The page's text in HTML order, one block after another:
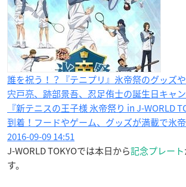
誰を祝う！？『テニプリ』氷帝祭のグッズ
宍戸亮、跡部景吾、忍足侑士の誕生日キャ
『新テニスの王子様 氷帝祭り in J-WORLD
到着！フードやゲーム、グッズが満載で氷
2016-09-09 14:51
J-WORLD TOKYOでは本日から記念プレート
す。